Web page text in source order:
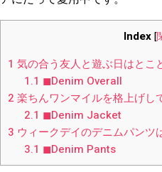
Index [
1 気の合う友人と遊ぶ日はとこ
1.1 ◼︎Denim Overall
2 楽ちんワンマイルを格上げし
2.1 ◼︎Denim Jacket
3 ウィークデイのデニムパンツ
3.1 ◼︎Denim Pants